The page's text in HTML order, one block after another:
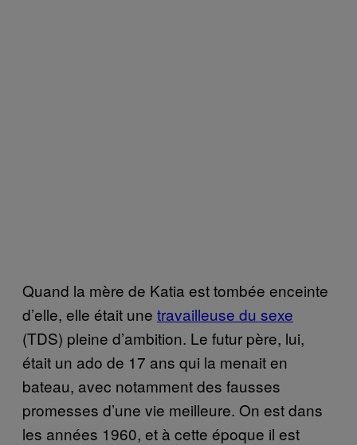
Quand la mère de Katia est tombée enceinte
d’elle, elle était une travailleuse du sexe
(TDS) pleine d’ambition. Le futur père, lui,
était un ado de 17 ans qui la menait en
bateau, avec notamment des fausses
promesses d’une vie meilleure. On est dans
les années 1960, et à cette époque il est